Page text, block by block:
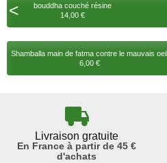
<
bouddha couché résine
14,00 €
Shamballa main de fatma contre le mauvais oeil
6,00 €
Livraison gratuite
En France à partir de 45 €
d'achats